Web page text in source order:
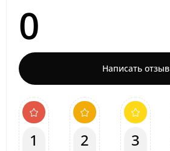
0
Написать отзыв
1 2 3